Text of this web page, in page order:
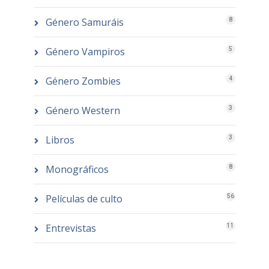
Género Samuráis 8
Género Vampiros 5
Género Zombies 4
Género Western 3
Libros 3
Monográficos 8
Películas de culto 56
Entrevistas 11